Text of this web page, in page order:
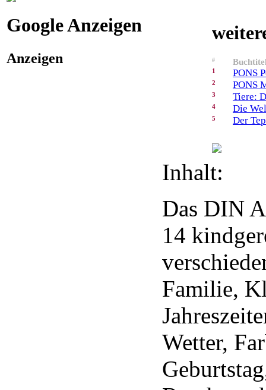
Google Anzeigen
Anzeigen #
1 PONS
2 PONS
3 Tiere:
4 Die
5 Der
Inhalt:
Das DIN
14
Familie,
Wetter,